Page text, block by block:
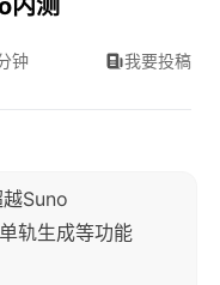
内测
钟 我要投稿
Suno
轨生成等功能